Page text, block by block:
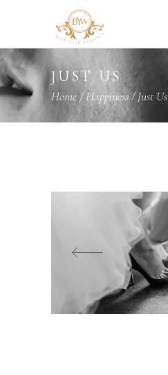
JUST US
Home/Happiness/Just Us